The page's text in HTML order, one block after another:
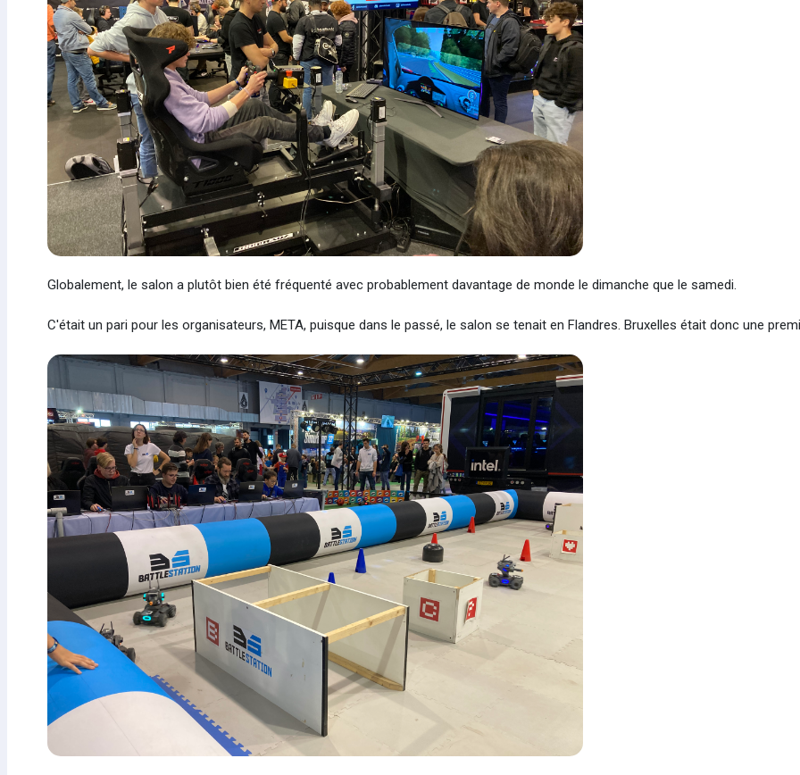
Globalement, le salon a plutôt bien été fréquenté avec probablement davantage de monde le dimanche que le samedi.
C'était un pari pour les organisateurs, META, puisque dans le passé, le salon se tenait en Flandres. Bruxelles était donc une